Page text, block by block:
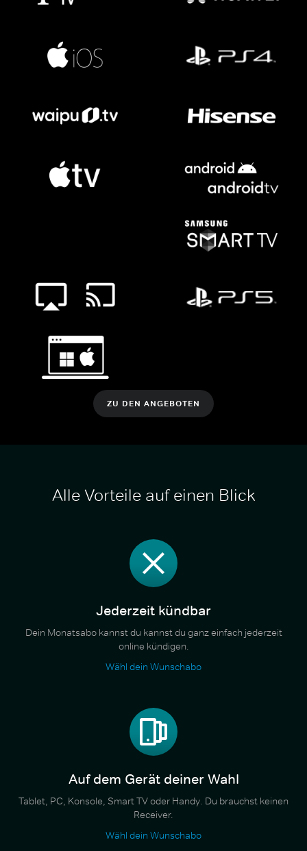
ZU DEN ANGEBOTEN
Alle Vorteile auf einen Blick
Jederzeit kündbar
Dein Monatsabo kannst du kannst du ganz einfach jederzeit
online kündigen.
Wähl dein Wunschabo
Auf dem Gerät deiner Wahl
Tablet, PC, Konsole, Smart TV oder Handy. Du brauchst keinen
Receiver.
Wähl dein Wunschabo